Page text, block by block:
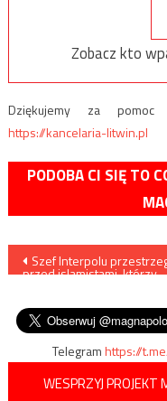
Zobacz kto
Dziękujemy za pomoc
https://kancelaria-litwin.pl
PODOBA CI SIĘ TO
Nawigacja
Szef Interpolu
przed islamistami, którzy
Telegramhttps://
WESPRZYJ PROJEKT